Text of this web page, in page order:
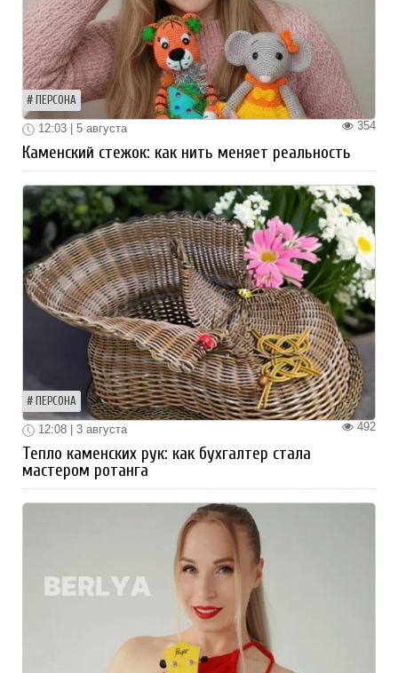
ПЕРСОНА
354
12:03 | 5 августа
Каменский стежок: как нить меняет реальность
ПЕРСОНА
492
12:08 | 3 августа
Тепло каменских рук: как бухгалтер стала
мастером ротанга